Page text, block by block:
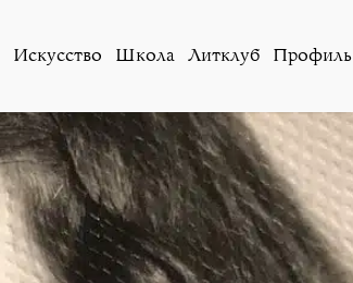
Искусство Школа Литклуб Профиль